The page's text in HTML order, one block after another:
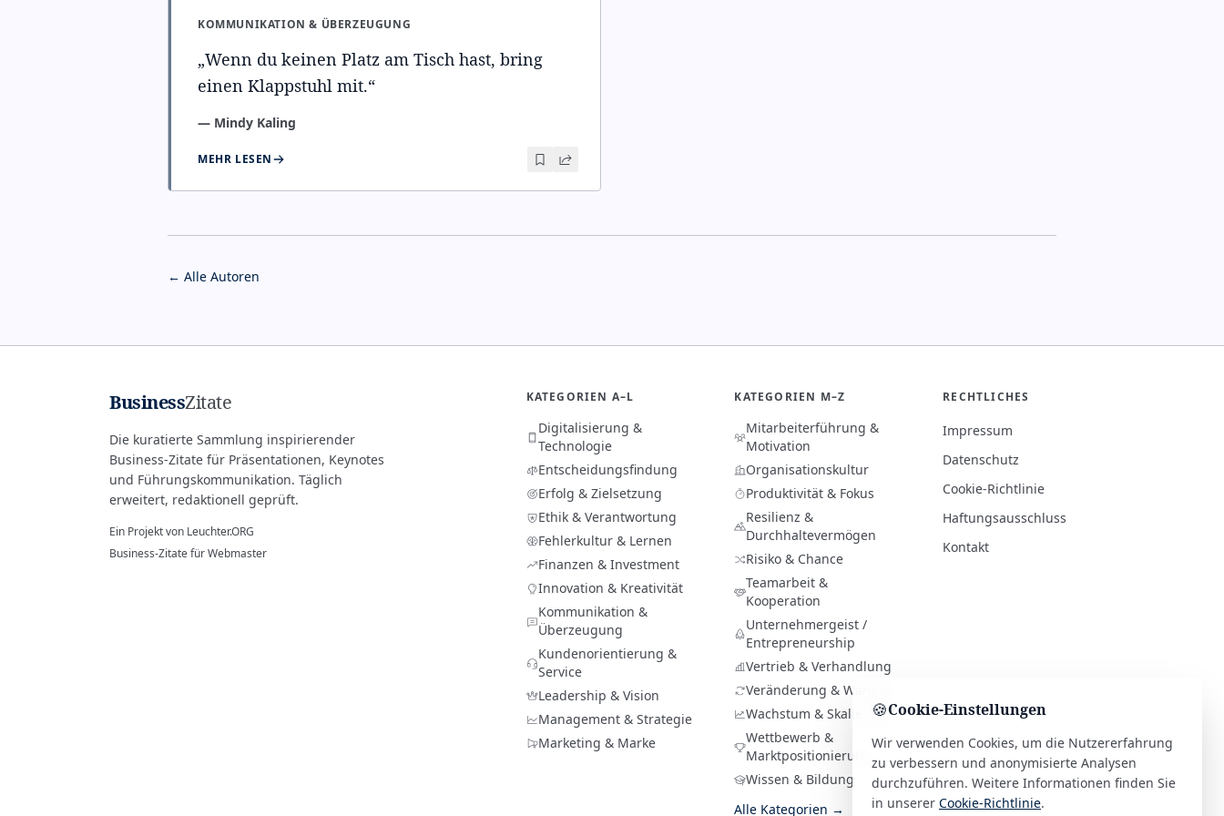
KOMMUNIKATION & ÜBERZEUGUNG
„Wenn du keinen Platz am Tisch hast, bring
einen Klappstuhl mit.“
— Mindy Kaling
MEHR LESEN
← Alle Autoren
BusinessZitate
Die kuratierte Sammlung inspirierender
Business-Zitate für Präsentationen, Keynotes
und Führungskommunikation. Täglich
erweitert, redaktionell geprüft.
Ein Projekt von Leuchter.ORG
Business-Zitate für Webmaster
KATEGORIEN A–L
Digitalisierung &
Technologie
Entscheidungsfindung
Erfolg & Zielsetzung
Ethik & Verantwortung
Fehlerkultur & Lernen
Finanzen & Investment
Innovation & Kreativität
Kommunikation &
Überzeugung
Kundenorientierung &
Service
Leadership & Vision
Management & Strategie
Marketing & Marke
KATEGORIEN M–Z
Mitarbeiterführung &
Motivation
Organisationskultur
Produktivität & Fokus
Resilienz &
Durchhaltevermögen
Risiko & Chance
Teamarbeit &
Kooperation
Unternehmergeist /
Entrepreneurship
Vertrieb & Verhandlung
Veränderung & Wandel
Wachstum & Skalierung
Wettbewerb &
Marktpositionierung
Wissen & Bildung
Alle Kategorien →
RECHTLICHES
Impressum
Datenschutz
Cookie-Richtlinie
Haftungsausschluss
Kontakt
🍪Cookie-Einstellungen
Wir verwenden Cookies, um die Nutzererfahrung
zu verbessern und anonymisierte Analysen
durchzuführen. Weitere Informationen finden Sie
in unserer Cookie-Richtlinie.